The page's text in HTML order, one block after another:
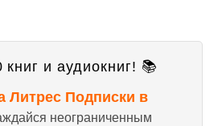
и аудиокниг! 📚
Литрес Подписки в
неограниченным